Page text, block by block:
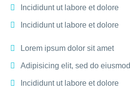
Incididunt ut labore et dolore
Incididunt ut labore et dolore
Lorem ipsum dolor sit amet
Adipisicing elit, sed do eiusmod
Incididunt ut labore et dolore